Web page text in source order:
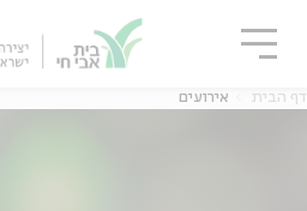
דף הבית אירועים
סגור